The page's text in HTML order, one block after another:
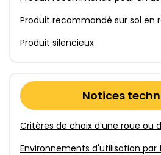
Produit recommandé sur sol en
Produit silencieux
Notices
Critères de choix d’une roue ou
Environnements d'utilisation par